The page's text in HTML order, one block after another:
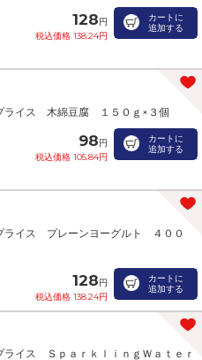
128円
税込価格 138.24円
カートに
追加する
ライス 木綿豆腐 １５０ｇ×３個
98円
税込価格 105.84円
カートに
追加する
ライス プレーンヨーグルト ４００
128円
税込価格 138.24円
カートに
追加する
ライス ＳｐａｒｋｌｉｎｇＷａｔｅｒ